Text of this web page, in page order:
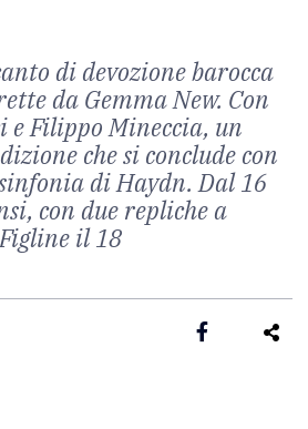
di devozione barocca
da Gemma New. Con
e Filippo Mineccia, un
che si conclude con
di Haydn. Dal 16
con due repliche a
il 18